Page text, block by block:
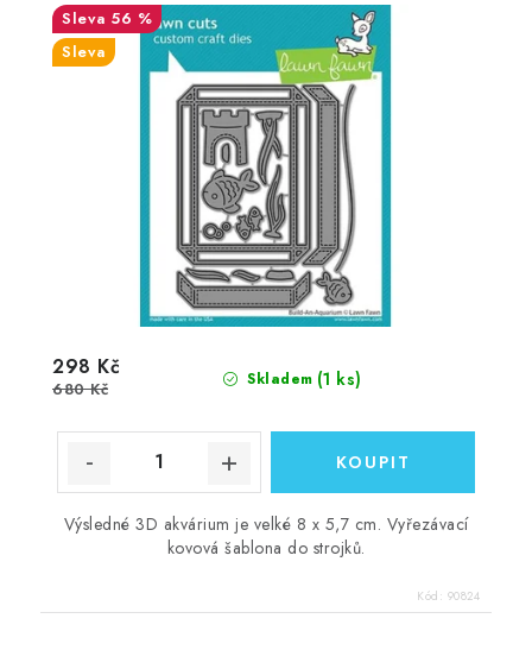
56 %
Sleva
Skladem (1 ks)
298 Kč
680 Kč
Výsledné 3D akvárium je velké 8 x 5,7 cm. Vyřezávací
kovová šablona do strojků.
Kód: 90824